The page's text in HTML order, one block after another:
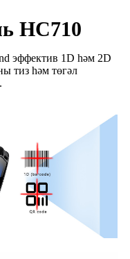
HC710
эффектив 1D һәм 2D
тиз һәм төгәл